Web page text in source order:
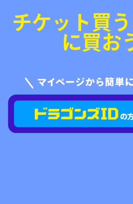
チケット買
に買お